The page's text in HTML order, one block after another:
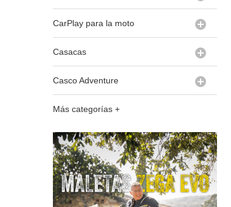
CarPlay para la moto
Casacas
Casco Adventure
Más categorías +